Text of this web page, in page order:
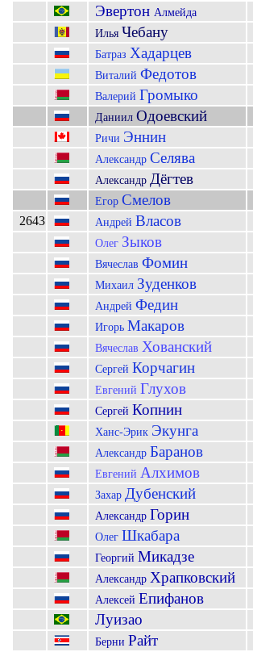
Эвертон Алмейда
Илья Чебану
Батраз Хадарцев
Виталий Федотов
Валерий Громыко
Даниил Одоевский
Ричи Эннин
Александр Селява
Александр Дёгтев
Егор Смелов
2643 Андрей Власов
Олег Зыков
Вячеслав Фомин
Михаил Зуденков
Андрей Федин
Игорь Макаров
Вячеслав Хованский
Сергей Корчагин
Евгений Глухов
Сергей Копнин
Ханс-Эрик Экунга
Александр Баранов
Евгений Алхимов
Захар Дубенский
Александр Горин
Олег Шкабара
Георгий Микадзе
Александр Храпковский
Алексей Епифанов
Луизао
Берни Райт